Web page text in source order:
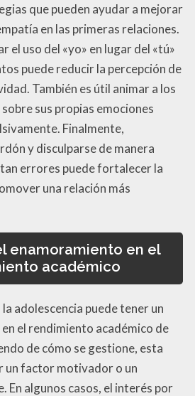
que pueden ayudar a mejorar
en las primeras relaciones.
el uso del «yo» en lugar del «tú»
puede reducir la percepción de
También es útil animar a los
sus propias emociones
Finalmente,
y disculparse de manera
errores puede fortalecer la
una relación más
enamoramiento en el
académico
adolescencia puede tener un
el rendimiento académico de
de cómo se gestione, esta
un factor motivador o un
En algunos casos, el interés por